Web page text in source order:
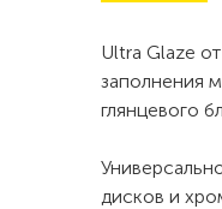
Ultra Glaze
заполнения
глянцевого
дисков и